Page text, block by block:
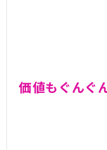
価値もぐんぐ